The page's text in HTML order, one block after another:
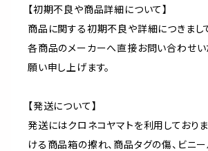
【初期不良や商品詳細について】
商品に関する初期不良や詳細につきまし
各商品のメーカーへ直接お問い合わせい
願い申し上げます。
【発送について】
発送にはクロネコヤマトを利用しており
ける商品箱の擦れ、商品タグの傷、ビニ